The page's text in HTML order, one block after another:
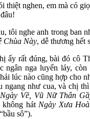
thiệt nghen, em mà có
tôi nghe anh trong ban
Chùa Này, dễ thương hết
ấy rất đúng, bài đó cô
ngân nga luyến láy,
lúc nào cũng hợp cho
ngang như cua, và chị
Về, Vũ Nữ Thân
không hát Ngày Xưa
sô”).